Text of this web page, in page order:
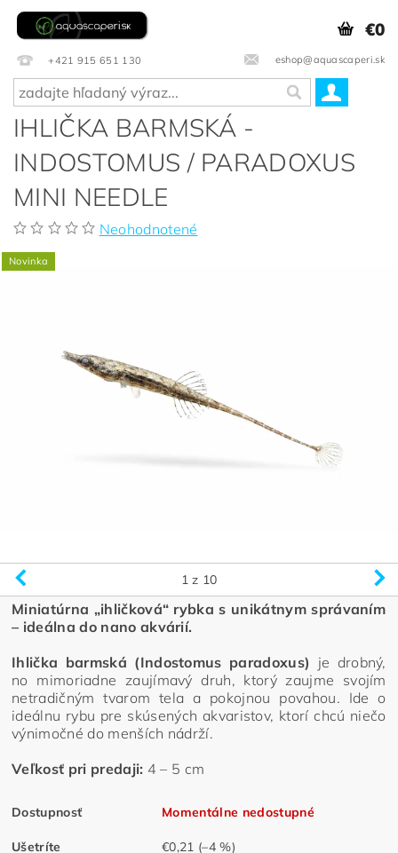
+421 915 651 130 eshop@aquascaperi.sk
€0
IHLIČKA BARMSKÁ -
INDOSTOMUS / PARADOXUS
MINI NEEDLE
Neohodnotené
Novinka
1 z 10
Miniatúrna „ihličková“ rybka s unikátnym správaním
– ideálna do nano akvárií.
Ihlička barmská (Indostomus paradoxus) je drobný,
no mimoriadne zaujímavý druh, ktorý zaujme svojím
netradičným tvarom tela a pokojnou povahou. Ide o
ideálnu rybu pre skúsených akvaristov, ktorí chcú niečo
výnimočné do menších nádrží.
Veľkosť pri predaji: 4 – 5 cm
Dostupnosť Momentálne nedostupné
Ušetríte €0,21 (–4 %)